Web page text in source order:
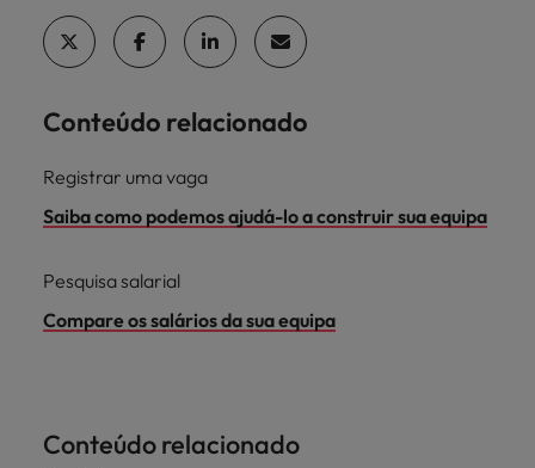
Conteúdo relacionado
Registrar uma vaga
Saiba como podemos ajudá-lo a construir sua equipa
Pesquisa salarial
Compare os salários da sua equipa
Conteúdo relacionado